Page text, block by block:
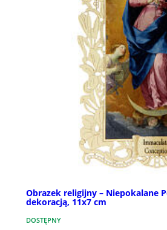
Obrazek religijny – Niepokalane
dekoracją, 11x7 cm
DOSTĘPNY